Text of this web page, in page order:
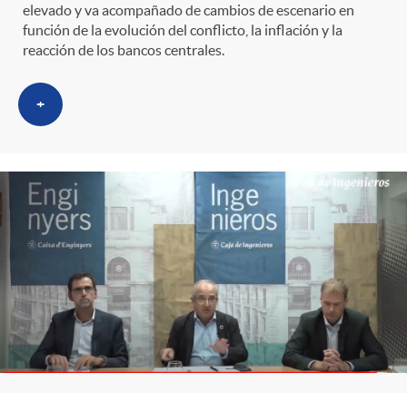
elevado y va acompañado de cambios de escenario en
función de la evolución del conflicto, la inflación y la
reacción de los bancos centrales.
+